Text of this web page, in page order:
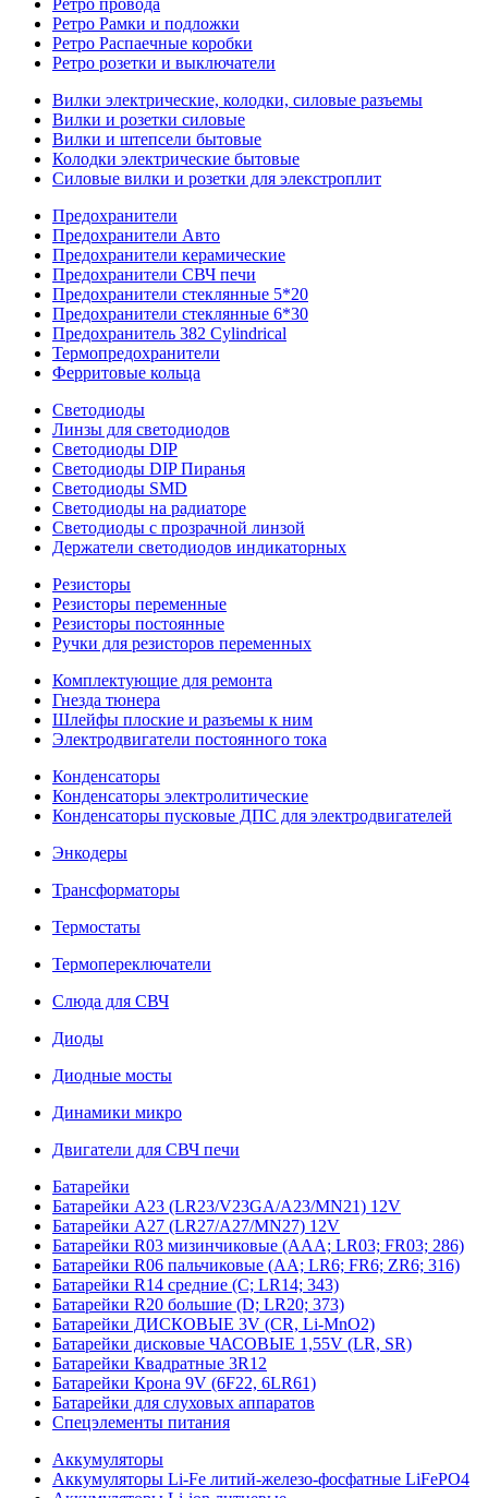
Ретро провода
Ретро Рамки и подложки
Ретро Распаечные коробки
Ретро розетки и выключатели
Вилки электрические, колодки, силовые разъемы
Вилки и розетки силовые
Вилки и штепсели бытовые
Колодки электрические бытовые
Силовые вилки и розетки для элекстроплит
Предохранители
Предохранители Авто
Предохранители керамические
Предохранители СВЧ печи
Предохранители стеклянные 5*20
Предохранители стеклянные 6*30
Предохранитель 382 Cylindrical
Термопредохранители
Ферритовые кольца
Светодиоды
Линзы для светодиодов
Светодиоды DIP
Светодиоды DIP Пиранья
Светодиоды SMD
Светодиоды на радиаторе
Светодиоды с прозрачной линзой
Держатели светодиодов индикаторных
Резисторы
Резисторы переменные
Резисторы постоянные
Ручки для резисторов переменных
Комплектующие для ремонта
Гнезда тюнера
Шлейфы плоские и разъемы к ним
Электродвигатели постоянного тока
Конденсаторы
Конденсаторы электролитические
Конденсаторы пусковые ДПС для электродвигателей
Энкодеры
Трансформаторы
Термостаты
Термопереключатели
Слюда для СВЧ
Диоды
Диодные мосты
Динамики микро
Двигатели для СВЧ печи
Батарейки
Батарейки A23 (LR23/V23GA/A23/MN21) 12V
Батарейки A27 (LR27/A27/MN27) 12V
Батарейки R03 мизинчиковые (AAA; LR03; FR03; 286)
Батарейки R06 пальчиковые (AA; LR6; FR6; ZR6; 316)
Батарейки R14 средние (C; LR14; 343)
Батарейки R20 большие (D; LR20; 373)
Батарейки ДИСКОВЫЕ 3V (CR, Li-MnO2)
Батарейки дисковые ЧАСОВЫЕ 1,55V (LR, SR)
Батарейки Квадратные 3R12
Батарейки Крона 9V (6F22, 6LR61)
Батарейки для слуховых аппаратов
Спецэлементы питания
Аккумуляторы
Аккумуляторы Li-Fe литий-железо-фосфатные LiFePO4